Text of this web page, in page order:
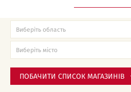
ПОБАЧИТИ СПИСОК МАГАЗИНІВ